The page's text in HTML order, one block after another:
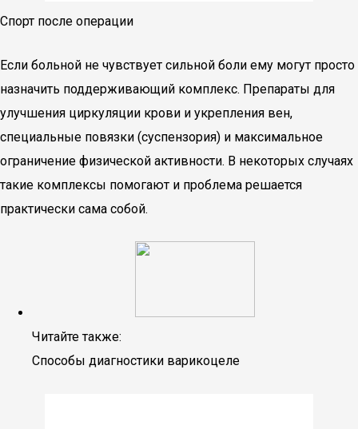
Спорт после операции
Если больной не чувствует сильной боли ему могут просто
назначить поддерживающий комплекс. Препараты для
улучшения циркуляции крови и укрепления вен,
специальные повязки (суспензория) и максимальное
ограничение физической активности. В некоторых случаях
такие комплексы помогают и проблема решается
практически сама собой.
Читайте также:
Способы диагностики варикоцеле